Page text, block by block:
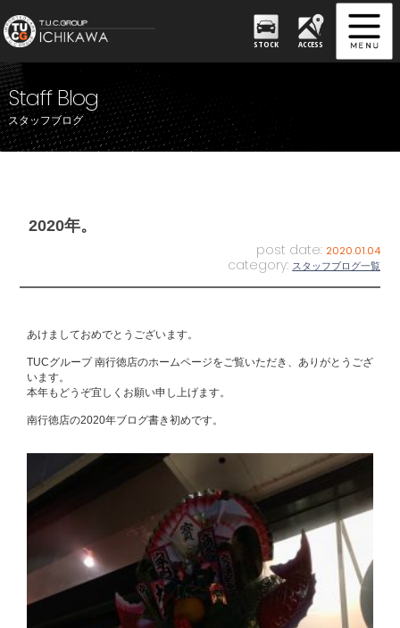
STOCK ACCESS
Staff Blog
スタッフブログ
2020年。
post date: 2020.01.04
category: スタッフブログ一覧
あけましておめでとうございます。
TUCグループ 南行徳店のホームページをご覧いただき、ありがとうござ
います。
本年もどうぞ宜しくお願い申し上げます。
南行徳店の2020年ブログ書き初めです。